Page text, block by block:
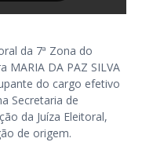
da 7ª Zona do
MARIA DA PAZ SILVA
do cargo efetivo
Secretaria de
da Juíza Eleitoral,
de origem.